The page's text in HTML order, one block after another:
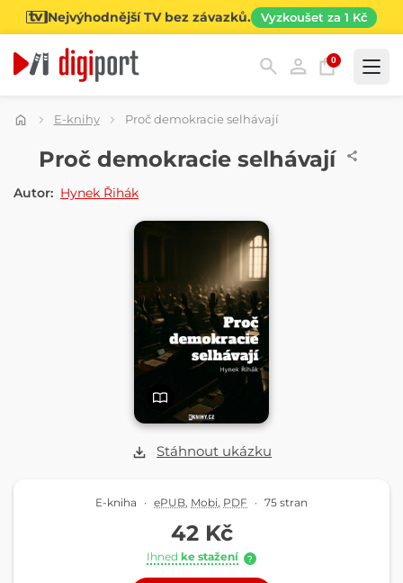
Nejvýhodnější TV bez závazků. Vyzkoušet za 1 Kč
0
Kategorie
E-knihy Proč demokracie selhávají
Stáhnout ukázku
E-KNIHAProč demokracie selhávají
Autor: Hynek Řihák
E-kniha · ePUB Mobi PDF · 75 stran
42 Kč
Ihned ke stažení ?